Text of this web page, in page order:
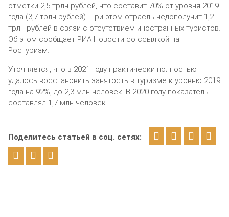
отметки 2,5 трлн рублей, что составит 70% от уровня 2019
года (3,7 трлн рублей). При этом отрасль недополучит 1,2
трлн рублей в связи с отсутствием иностранных туристов.
Об этом сообщает РИА Новости со ссылкой на
Ростуризм.
Уточняется, что в 2021 году практически полностью
удалось восстановить занятость в туризме к уровню 2019
года на 92%, до 2,3 млн человек. В 2020 году показатель
составлял 1,7 млн человек.
Поделитесь статьей в соц. сетях: